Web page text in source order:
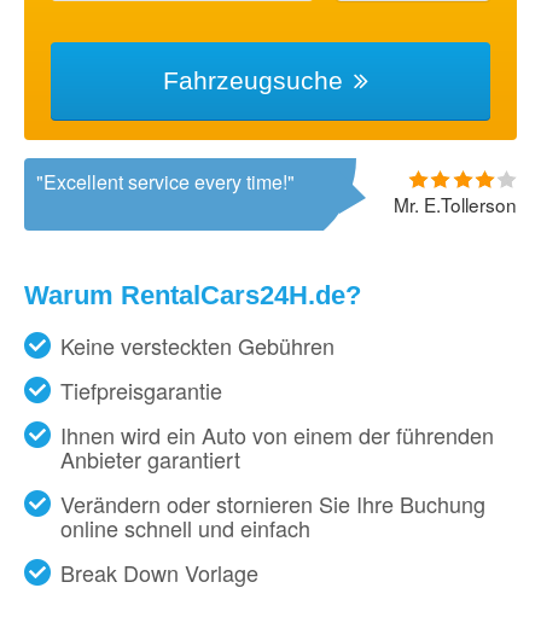
Fahrzeugsuche
Excellent service every time!
Mr. E.Tollerson
Warum RentalCars24H.de?
Keine versteckten Gebühren
Tiefpreisgarantie
Ihnen wird ein Auto von einem der führenden
Anbieter garantiert
Verändern oder stornieren Sie Ihre Buchung
online schnell und einfach
Break Down Vorlage